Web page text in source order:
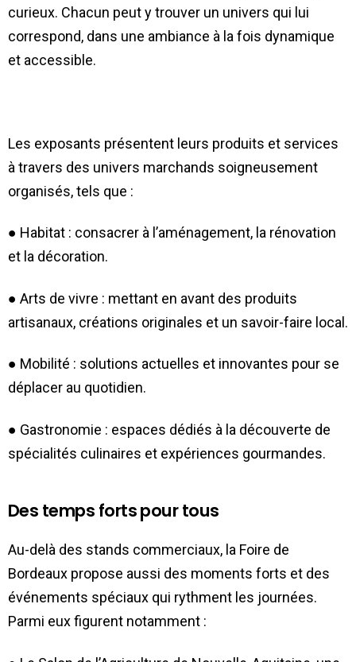
curieux. Chacun peut y trouver un univers qui lui
correspond, dans une ambiance à la fois dynamique
et accessible.
Les exposants présentent leurs produits et services
à travers des univers marchands soigneusement
organisés, tels que :
● Habitat : consacrer à l’aménagement, la rénovation
et la décoration.
● Arts de vivre : mettant en avant des produits
artisanaux, créations originales et un savoir-faire local.
● Mobilité : solutions actuelles et innovantes pour se
déplacer au quotidien.
● Gastronomie : espaces dédiés à la découverte de
spécialités culinaires et expériences gourmandes.
Des temps forts pour tous
Au-delà des stands commerciaux, la Foire de
Bordeaux propose aussi des moments forts et des
événements spéciaux qui rythment les journées.
Parmi eux figurent notamment :